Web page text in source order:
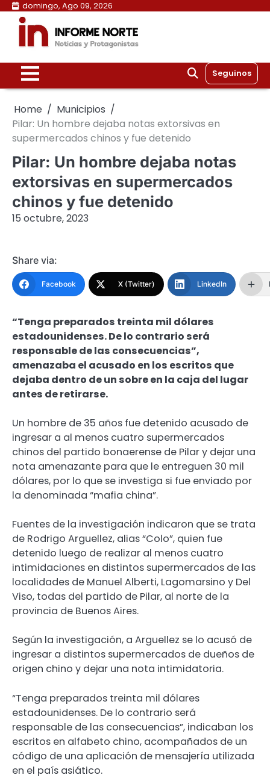
Skip
content
domingo, Ago 09, 2026
Seguinos
Home
Municipios
Pilar: Un hombre dejaba notas extorsivas en
supermercados chinos y fue detenido
Pilar: Un hombre dejaba notas
extorsivas en supermercados
chinos y fue detenido
15 octubre, 2023
Share via:
Facebook X (Twitter) LinkedIn
“Tenga preparados treinta mil dólares
estadounidenses. De lo contrario será
responsable de las consecuencias”,
amenazaba el acusado en los escritos que
dejaba dentro de un sobre en la caja del lugar
antes de retirarse.
Un hombre de 35 años fue detenido acusado de
ingresar a al menos cuatro supermercados
chinos del partido bonaerense de Pilar y dejar una
nota amenazante para que le entreguen 30 mil
dólares, por lo que se investiga si fue enviado por
la denominada “mafia china”.
Fuentes de la investigación indicaron que se trata
de Rodrigo Arguellez, alias “Colo”, quien fue
detenido luego de realizar al menos cuatro
intimidaciones en distintos supermercados de las
localidades de Manuel Alberti, Lagomarsino y Del
Viso, todas del partido de Pilar, al norte de la
provincia de Buenos Aires.
Según la investigación, a Arguellez se lo acusó de
ingresar a distintos supermercados de dueños de
origen chino y dejar una nota intimidatoria.
“Tenga preparados treinta mil dólares
estadounidenses. De lo contrario será
responsable de las consecuencias”, indicaban los
escritos en alfabeto chino, acompañados de un
código de una aplicación de mensajería utilizada
en el país asiático.